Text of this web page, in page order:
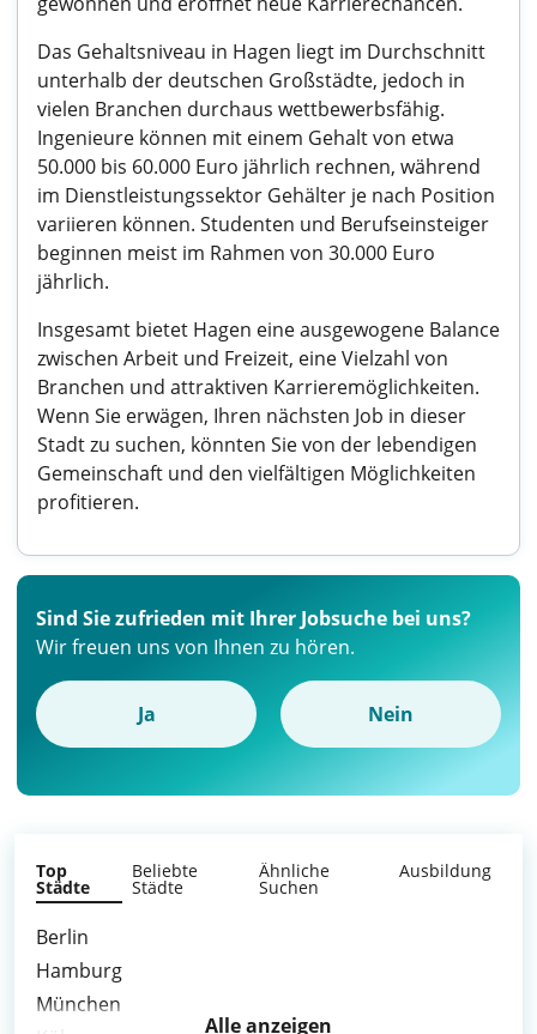
Das Gehaltsniveau in Hagen liegt im Durchschnitt
unterhalb der deutschen Großstädte, jedoch in
vielen Branchen durchaus wettbewerbsfähig.
Ingenieure können mit einem Gehalt von etwa
50.000 bis 60.000 Euro jährlich rechnen, während
im Dienstleistungssektor Gehälter je nach Position
variieren können. Studenten und Berufseinsteiger
beginnen meist im Rahmen von 30.000 Euro
jährlich.
Insgesamt bietet Hagen eine ausgewogene Balance
zwischen Arbeit und Freizeit, eine Vielzahl von
Branchen und attraktiven Karrieremöglichkeiten.
Wenn Sie erwägen, Ihren nächsten Job in dieser
Stadt zu suchen, könnten Sie von der lebendigen
Gemeinschaft und den vielfältigen Möglichkeiten
profitieren.
Sind Sie zufrieden mit Ihrer Jobsuche bei uns?
Wir freuen uns von Ihnen zu hören.
Ja Nein
Top
Städte
Beliebte
Städte
Ähnliche
Suchen
Ausbildung
Berlin
Hamburg
München
Alle anzeigen